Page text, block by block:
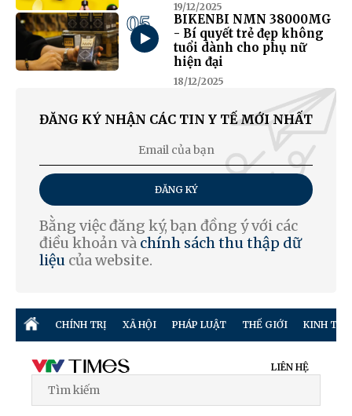
19/12/2025
05
BIKENBI NMN 38000MG
- Bí quyết trẻ đẹp không
tuổi dành cho phụ nữ
hiện đại
18/12/2025
ĐĂNG KÝ NHẬN CÁC TIN Y TẾ MỚI NHẤT
ĐĂNG KÝ
Bằng việc đăng ký, bạn đồng ý với các
điều khoản và chính sách thu thập dữ
liệu của website.
CHÍNH TRỊ XÃ HỘI PHÁP LUẬT THẾ GIỚI KINH TẾ
LIÊN HỆ